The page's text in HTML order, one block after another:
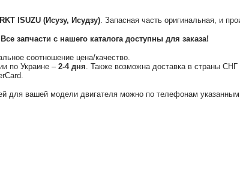
ISUZU (Исузу, Исудзу). Запасная часть оригинальная, и
Все запчасти с нашего каталога доступны для заказа!
соотношение цена/качество.
по Украине –2-4 дня. Также возможна доставка в страны
для вашей модели двигателя можно по телефонам